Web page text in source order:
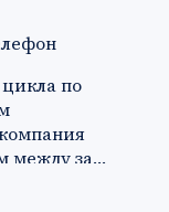
по
между за…